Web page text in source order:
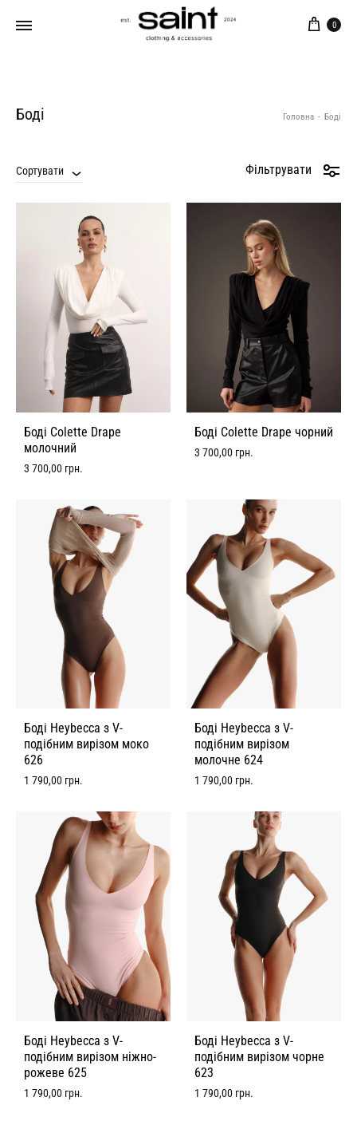
0
Боді Головна - Боді
Сортувати Фільтрувати
Боді Colette Drape
молочний
3 700,00 грн.
Боді Colette Drape чорний
3 700,00 грн.
Боді Heybecca з V-
подібним вирізом моко
626
1 790,00 грн.
Боді Heybecca з V-
подібним вирізом
молочне 624
1 790,00 грн.
Боді Heybecca з V-
подібним вирізом ніжно-
рожеве 625
1 790,00 грн.
Боді Heybecca з V-
подібним вирізом чорне
623
1 790,00 грн.